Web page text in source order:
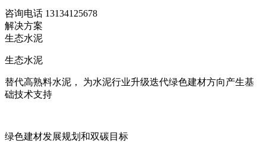
咨询电话 13134125678
解决方案
生态水泥
生态水泥
替代高熟料水泥， 为水泥行业升级迭代绿色建材方向产生基
础技术支持
绿色建材发展规划和双碳目标